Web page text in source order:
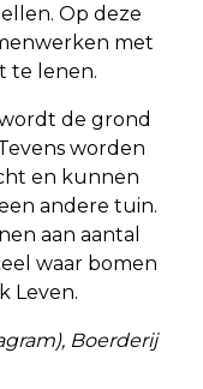
Op deze
met
te lenen.
de grond
worden
en kunnen
andere tuin.
aan aantal
waar bomen
Leven.
Boerderij